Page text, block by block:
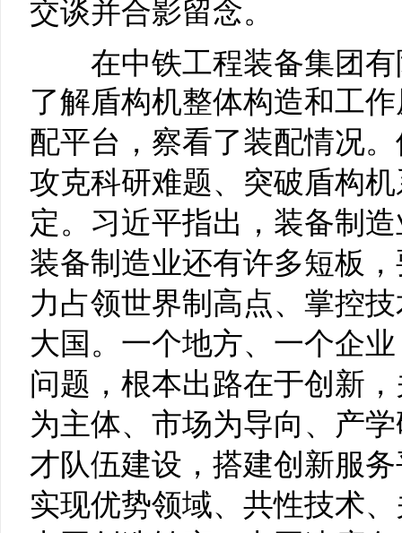
交谈并合影留念。
在中铁工程装备集团有
了解盾构机整体构造和工
配平台，察看了装配情况
攻克科研难题、突破盾构
定。习近平指出，装备制
装备制造业还有许多短板
力占领世界制高点、掌控
大国。一个地方、一个企
问题，根本出路在于创新
为主体、市场为导向、产
才队伍建设，搭建创新服
实现优势领域、共性技术